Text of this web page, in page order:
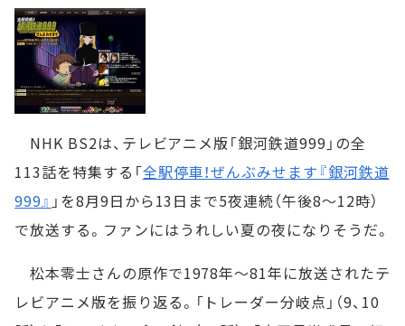
NHK BS2は、テレビアニメ版「銀河鉄道999」の全
113話を特集する「全駅停車！ぜんぶみせます『銀河鉄道
999』 」を8月9日から13日まで5夜連続（午後8～12時）
で放送する。ファンにはうれしい夏の夜になりそうだ。
松本零士さんの原作で1978年～81年に放送されたテ
レビアニメ版を振り返る。「トレーダー分岐点」（9、10